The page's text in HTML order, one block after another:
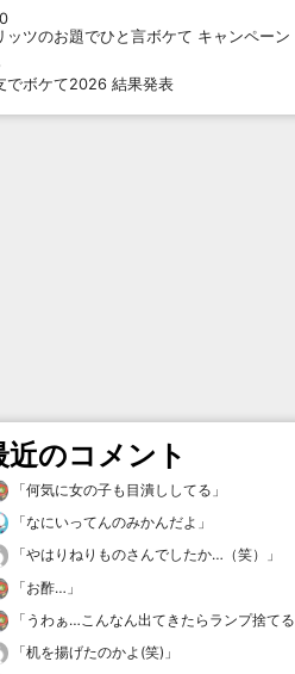
ッツのお題でひと言ボケて キャンペーン
でボケて2026 結果発表
近のコメント
「何気に女の子も目潰ししてる 」
「なにいってんのみかんだよ 」
「やはりねりものさんでしたか…（笑）
」
「お酢… 」
「 うわぁ…こんなん出てきたらランプ捨てる
「机を揚げたのかよ(笑) 」